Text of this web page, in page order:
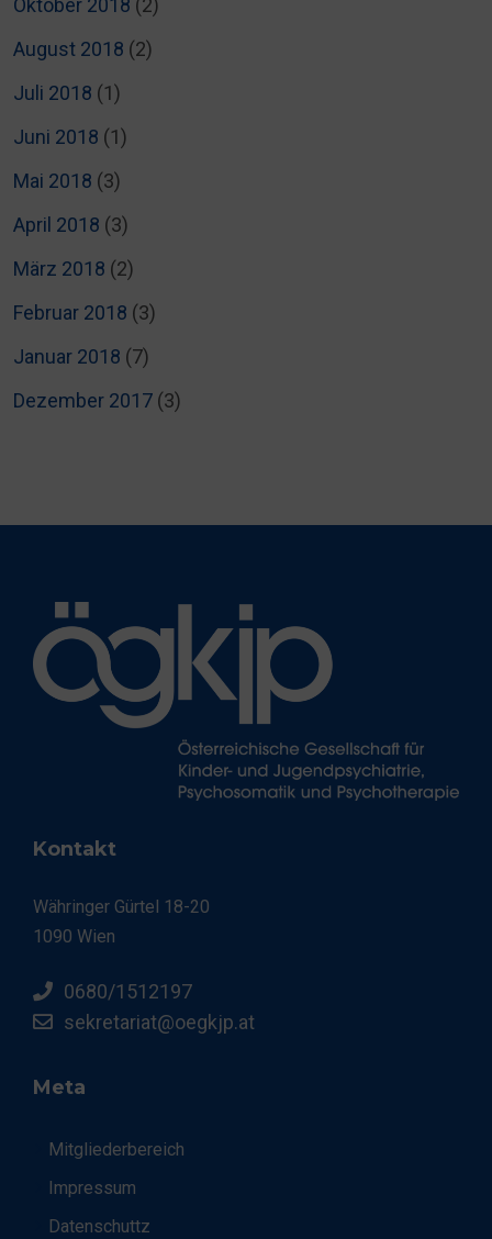
Oktober 2018 (2)
August 2018 (2)
Juli 2018 (1)
Juni 2018 (1)
Mai 2018 (3)
April 2018 (3)
März 2018 (2)
Februar 2018 (3)
Januar 2018 (7)
Dezember 2017 (3)
Kontakt
Währinger Gürtel 18-20
1090 Wien
0680/1512197
sekretariat@oegkjp.at
Meta
Mitgliederbereich
Impressum
Datenschuttz